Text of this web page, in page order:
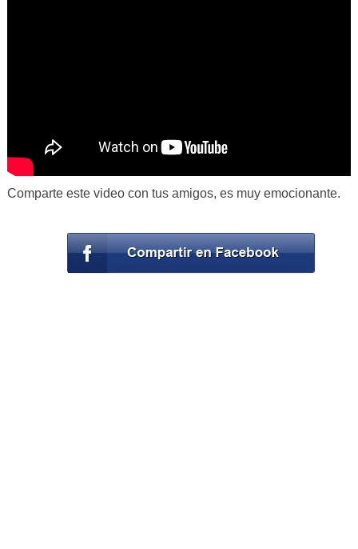
Comparte este video con tus amigos, es muy emocionante.